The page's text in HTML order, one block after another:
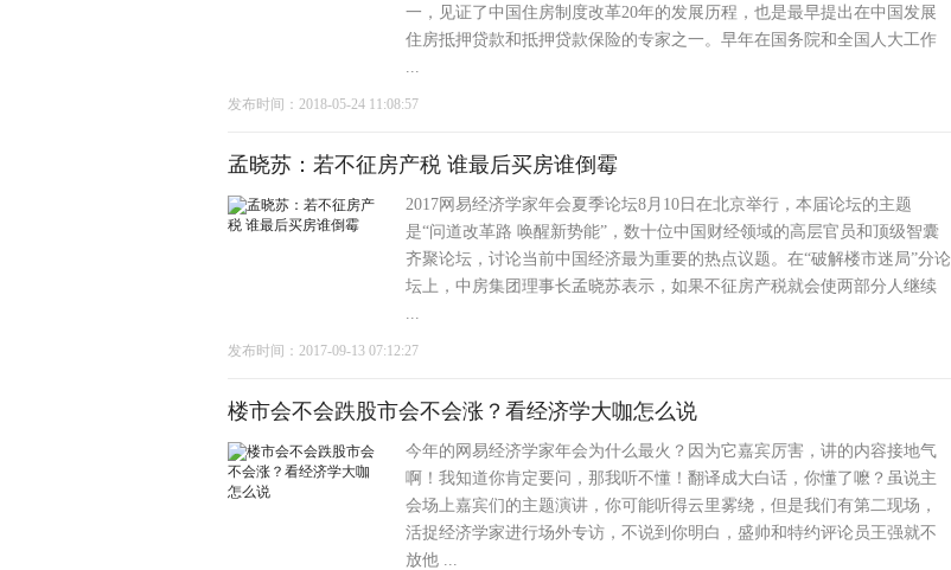
一，见证了中国住房制度改革20年的发展历程，也是最早提出在中国发展
住房抵押贷款和抵押贷款保险的专家之一。早年在国务院和全国人大工作
...
发布时间：2018-05-24 11:08:57
孟晓苏：若不征房产税 谁最后买房谁倒霉
2017网易经济学家年会夏季论坛8月10日在北京举行，本届论坛的主题
是“问道改革路 唤醒新势能”，数十位中国财经领域的高层官员和顶级智囊
齐聚论坛，讨论当前中国经济最为重要的热点议题。在“破解楼市迷局”分论
坛上，中房集团理事长孟晓苏表示，如果不征房产税就会使两部分人继续
...
发布时间：2017-09-13 07:12:27
楼市会不会跌股市会不会涨？看经济学大咖怎么说
今年的网易经济学家年会为什么最火？因为它嘉宾厉害，讲的内容接地气
啊！我知道你肯定要问，那我听不懂！翻译成大白话，你懂了嚒？虽说主
会场上嘉宾们的主题演讲，你可能听得云里雾绕，但是我们有第二现场，
活捉经济学家进行场外专访，不说到你明白，盛帅和特约评论员王强就不
放他 ...